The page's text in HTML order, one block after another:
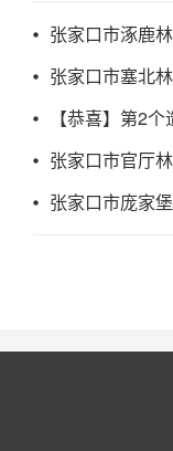
张家口市涿鹿
张家口市塞北
【恭喜】第2
张家口市官厅
张家口市庞家